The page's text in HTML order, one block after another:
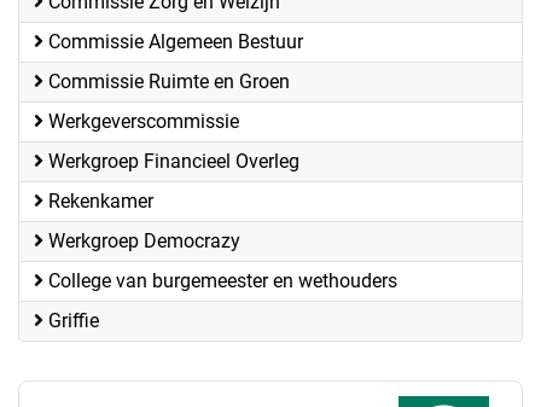
Commissie Algemeen Bestuur
Commissie Ruimte en Groen
Werkgeverscommissie
Werkgroep Financieel Overleg
Rekenkamer
Werkgroep Democrazy
College van burgemeester en wethouders
Griffie